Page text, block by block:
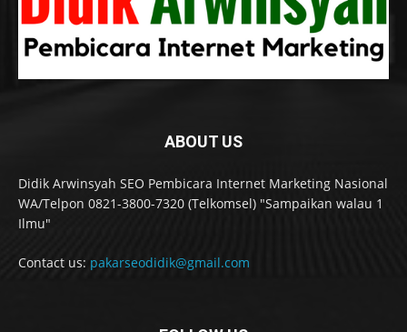
ABOUT US
Didik Arwinsyah SEO Pembicara Internet Marketing Nasional
WA/Telpon 0821-3800-7320 (Telkomsel) "Sampaikan walau 1
Ilmu"
Contact us: pakarseodidik@gmail.com